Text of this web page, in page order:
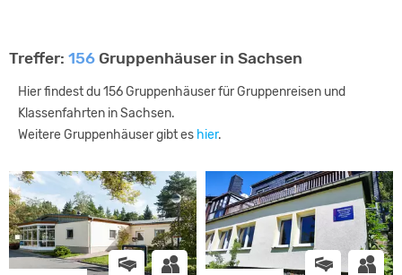
Treffer: 156 Gruppenhäuser in Sachsen
Hier findest du 156 Gruppenhäuser für Gruppenreisen und
Klassenfahrten in Sachsen.
Weitere Gruppenhäuser gibt es hier.